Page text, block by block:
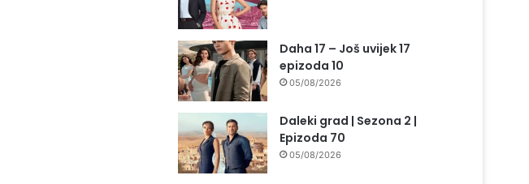
Daha 17 – Još uvijek 17
epizoda 10
05/08/2026
Daleki grad | Sezona 2 |
Epizoda 70
05/08/2026